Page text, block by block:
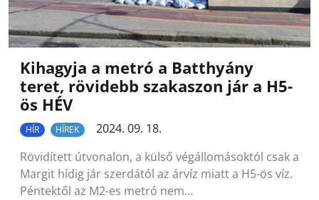
Kihagyja a metró a Batthyány
teret, rövidebb szakaszon jár a H5-
ös HÉV
HÍR HÍREK
2024. 09. 18.
Rövidített útvonalon, a külső végállomásoktól csak a
Margit hídig jár szerdától az árvíz miatt a H5-ös víz.
Péntektől az M2-es metró nem…